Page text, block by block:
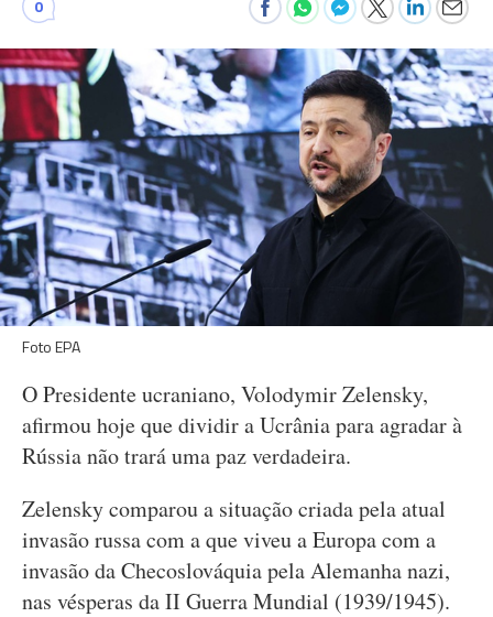
0
Foto EPA
O Presidente ucraniano, Volodymir Zelensky,
afirmou hoje que dividir a Ucrânia para agradar à
Rússia não trará uma paz verdadeira.
Zelensky comparou a situação criada pela atual
invasão russa com a que viveu a Europa com a
invasão da Checoslováquia pela Alemanha nazi,
nas vésperas da II Guerra Mundial (1939/1945).